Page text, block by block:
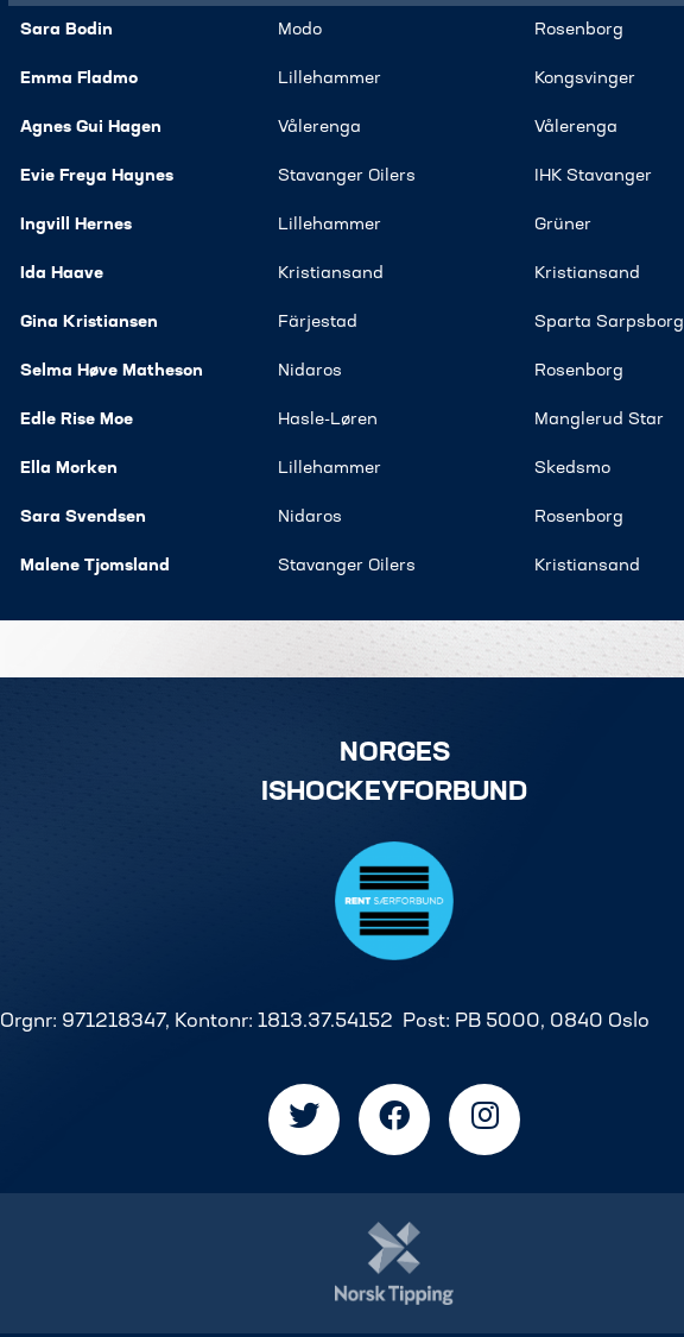
Sara Bodin Modo ​Rosenborg
Emma Fladmo ​Lillehammer​ Kongsvinger
Agnes Gui Hagen ​Vålerenga ​Vålerenga
Evie Freya Haynes ​Stavanger Oilers IHK Stavanger
Ingvill Hernes ​Lillehammer​ ​Grüner
Ida Haave ​Kristiansand ​Kristiansand
Gina Kristiansen Färjestad Sparta Sarpsborg
Selma Høve Matheson Nidaros ​Rosenborg
Edle Rise Moe ​Hasle-Løren ​Manglerud Star
Ella Morken​ ​Lillehammer ​Skedsmo
Sara Svendsen Nidaros ​Rosenborg
Malene Tjomsland Stavanger Oilers ​Kristiansand
NORGES
ISHOCKEYFORBUND
Orgnr: 971218347, Kontonr: 1813.37.54152 Post: PB 5000, 0840 Oslo